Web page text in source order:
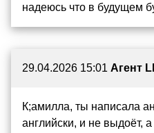
надеюсь что в будущем
29.04.2026 15:01 Агент
К;амилла, ты написала
английски, и не выдоёт,